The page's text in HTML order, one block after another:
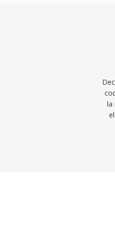
la